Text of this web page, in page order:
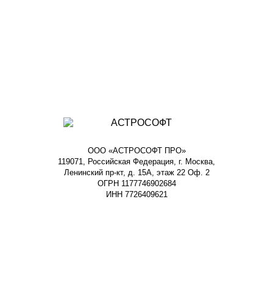
ООО «АСТРОСОФТ ПРО»
119071, Российская Федерация, г. Москва,
Ленинский пр-кт, д. 15А, этаж 22 Оф. 2
ОГРН 1177746902684
ИНН 7726409621